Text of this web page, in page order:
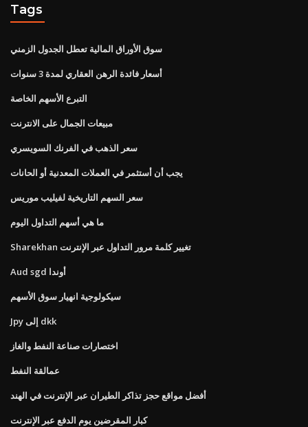
Tags
سوق الأوراق المالية تعطل الجدول الزمني
أسعار فائدة الرهن العقاري لمدة 3 سنوات
التبرع الأسهم الخاصة
مبيعات الجمال على الانترنت
سعر الذهب في الفرنك السويسري
يجب أن أستثمر في العملات المعدنية أو الحانات
سعر السهم التاريخية لفيليب موريس
ما هي أسهم التداول اليوم
Sharekhan تغيير كلمة مرور التداول عبر الإنترنت
Aud sgd أوندا
سيكولوجية انهيار سوق الأسهم
Jpy إلى dkk
اختصارات صناعة النفط والغاز
عمالقة النفط
أفضل مواقع حجز تذاكر الطيران عبر الإنترنت في الهند
كبار المقرضين يوم الدفع عبر الإنترنت